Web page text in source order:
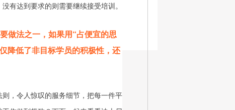
有达到要求的则需要继续接受培训。
做法之一，如果用“占便宜的思
降低了非目标学员的积极性，还
，令人惊叹的服务细节，把每一件平